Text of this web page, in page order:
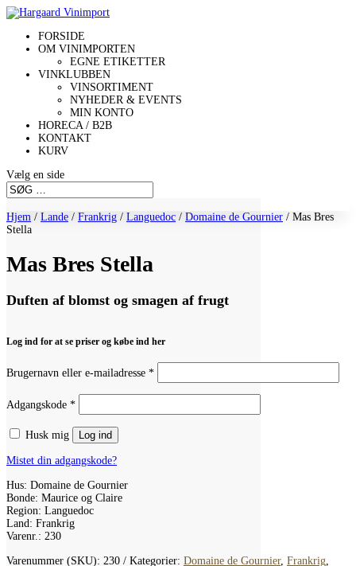
FORSIDE
OM VINIMPORTEN
EGNE ETIKETTER
VINKLUBBEN
VINSORTIMENT
NYHEDER & EVENTS
MIN KONTO
HORECA / B2B
KONTAKT
KURV
Vælg en side
Hjem / Lande / Frankrig / Languedoc / Domaine de Gournier / Mas Bres
Stella
Mas Bres Stella
Duften af blomst og smagen af frugt
Log ind for at se priser og købe ind her
Brugernavn eller e-mailadresse *Påkrævet
Adgangskode *Påkrævet
Husk mig Log ind
Mistet din adgangskode?
Hus: Domaine de Gournier
Bonde: Maurice og Claire
Region: Languedoc
Land: Frankrig
Varenr.: 230
Varenummer (SKU): 230 Kategorier: Domaine de Gournier, Frankrig